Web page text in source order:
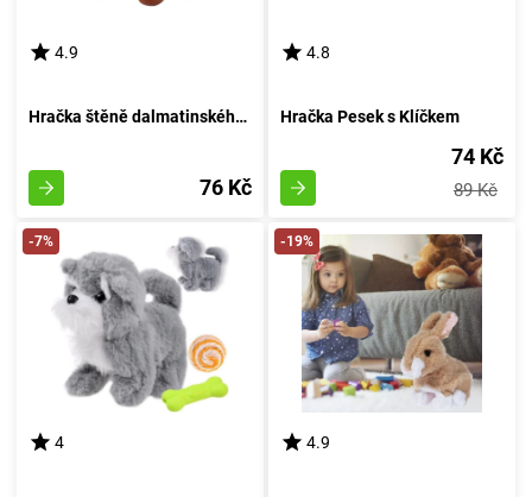
4.9
Hračka štěně dalmatinského psa na klíček - bílá
76 Kč
4.8
Hračka Pesek s Klíčkem
74 Kč
89 Kč
-7%
4
-19%
4.9